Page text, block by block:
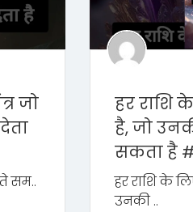
जो
सम..
हर राशि
है, जो
सकता है
हर राशि के
उनकी ..